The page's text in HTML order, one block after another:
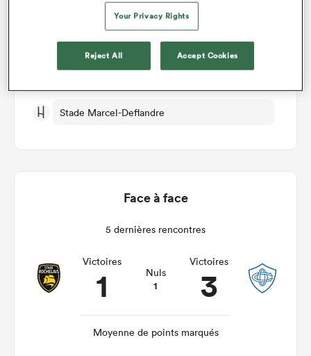
Stade Rochelais v Castres
Manche 12
Stade Marcel-Deflandre
Face à face
5 dernières rencontres
Victoires
1 Nuls
1
Victoires
3
Moyenne de points marqués
Your Privacy Rights
Reject All Accept Cookies